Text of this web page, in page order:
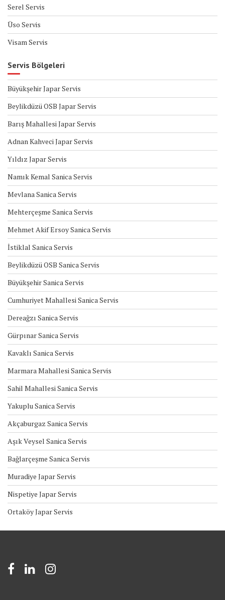
Serel Servis
Üso Servis
Visam Servis
Servis Bölgeleri
Büyükşehir Japar Servis
Beylikdüzü OSB Japar Servis
Barış Mahallesi Japar Servis
Adnan Kahveci Japar Servis
Yıldız Japar Servis
Namık Kemal Sanica Servis
Mevlana Sanica Servis
Mehterçeşme Sanica Servis
Mehmet Akif Ersoy Sanica Servis
İstiklal Sanica Servis
Beylikdüzü OSB Sanica Servis
Büyükşehir Sanica Servis
Cumhuriyet Mahallesi Sanica Servis
Dereağzı Sanica Servis
Gürpınar Sanica Servis
Kavaklı Sanica Servis
Marmara Mahallesi Sanica Servis
Sahil Mahallesi Sanica Servis
Yakuplu Sanica Servis
Akçaburgaz Sanica Servis
Aşık Veysel Sanica Servis
Bağlarçeşme Sanica Servis
Muradiye Japar Servis
Nispetiye Japar Servis
Ortaköy Japar Servis